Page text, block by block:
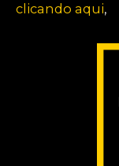
clicando aqui,